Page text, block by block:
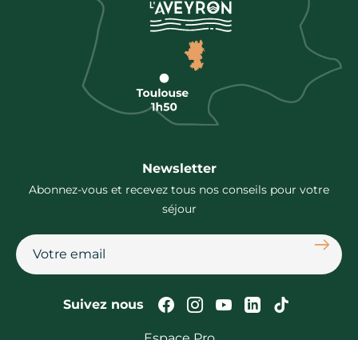
Newsletter
Abonnez-vous et recevez tous nos conseils pour votre
séjour
Suivez nous Suivez-nous sur
Suivez-nous sur
Suivez-nous
Suivez-Suivez-